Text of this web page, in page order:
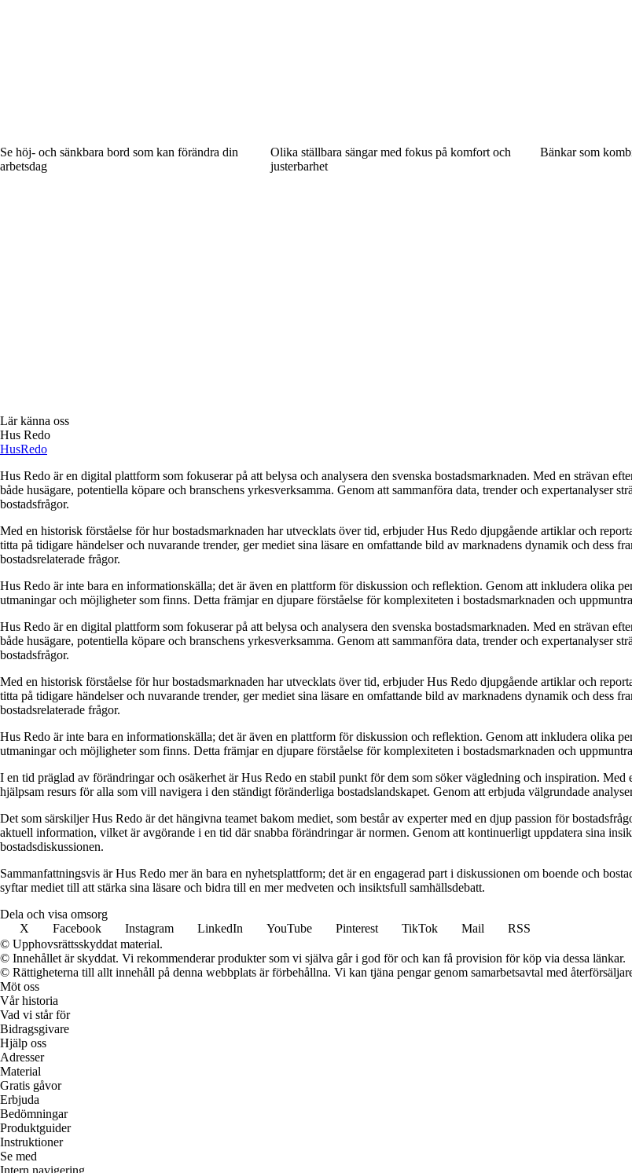
Se höj- och sänkbara bord som kan förändra din
arbetsdag
Olika ställbara sängar med fokus på komfort och
justerbarhet
Bänkar som
Lär känna oss
Hus Redo
HusRedo
Hus Redo är en digital plattform som fokuserar på att belysa och analysera den svenska bostadsmarknaden. Med en strävan
både husägare, potentiella köpare och branschens yrkesverksamma. Genom att sammanföra data, trender och expertanalyser
bostadsfrågor.
Med en historisk förståelse för hur bostadsmarknaden har utvecklats över tid, erbjuder Hus Redo djupgående artiklar och
titta på tidigare händelser och nuvarande trender, ger mediet sina läsare en omfattande bild av marknadens dynamik och dess
bostadsrelaterade frågor.
Hus Redo är inte bara en informationskälla; det är även en plattform för diskussion och reflektion. Genom att inkludera olika
utmaningar och möjligheter som finns. Detta främjar en djupare förståelse för komplexiteten i bostadsmarknaden och
Hus Redo är en digital plattform som fokuserar på att belysa och analysera den svenska bostadsmarknaden. Med en strävan
både husägare, potentiella köpare och branschens yrkesverksamma. Genom att sammanföra data, trender och expertanalyser
bostadsfrågor.
Med en historisk förståelse för hur bostadsmarknaden har utvecklats över tid, erbjuder Hus Redo djupgående artiklar och
titta på tidigare händelser och nuvarande trender, ger mediet sina läsare en omfattande bild av marknadens dynamik och dess
bostadsrelaterade frågor.
Hus Redo är inte bara en informationskälla; det är även en plattform för diskussion och reflektion. Genom att inkludera olika
utmaningar och möjligheter som finns. Detta främjar en djupare förståelse för komplexiteten i bostadsmarknaden och
I en tid präglad av förändringar och osäkerhet är Hus Redo en stabil punkt för dem som söker vägledning och inspiration.
hjälpsam resurs för alla som vill navigera i den ständigt föränderliga bostadslandskapet. Genom att erbjuda välgrundade
Det som särskiljer Hus Redo är det hängivna teamet bakom mediet, som består av experter med en djup passion för
aktuell information, vilket är avgörande i en tid där snabba förändringar är normen. Genom att kontinuerligt uppdatera sina
bostadsdiskussionen.
Sammanfattningsvis är Hus Redo mer än bara en nyhetsplattform; det är en engagerad part i diskussionen om boende och
syftar mediet till att stärka sina läsare och bidra till en mer medveten och insiktsfull samhällsdebatt.
Dela och visa omsorg
X
Facebook Instagram LinkedIn YouTube Pinterest TikTok Mail
RSS
© Upphovsrättsskyddat material.
© Innehållet är skyddat. Vi rekommenderar produkter som vi själva går i god för och kan få provision för köp via dessa länkar.
© Rättigheterna till allt innehåll på denna webbplats är förbehållna. Vi kan tjäna pengar genom samarbetsavtal med
Möt oss
Vår historia
Vad vi står för
Bidragsgivare
Hjälp oss
Adresser
Material
Gratis gåvor
Erbjuda
Bedömningar
Produktguider
Instruktioner
Se med
Intern navigering